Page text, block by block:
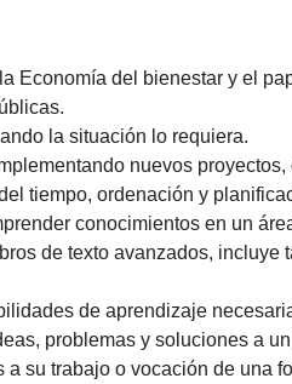
Economía del bienestar y el
la situación lo requiera.
nuevos
tiempo, ordenación y
conocimientos en un
de texto avanzados,
de aprendizaje
problemas y soluciones a
su trabajo o vocación de una